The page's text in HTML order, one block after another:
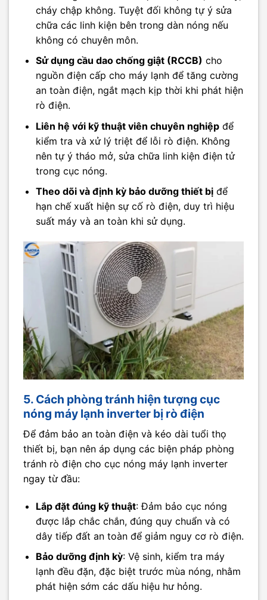
cháy chập không. Tuyệt đối không tự ý sửa
chữa các linh kiện bên trong dàn nóng nếu
không có chuyên môn.
Sử dụng cầu dao chống giật (RCCB) cho
nguồn điện cấp cho máy lạnh để tăng cường
an toàn điện, ngắt mạch kịp thời khi phát hiện
rò điện.
Liên hệ với kỹ thuật viên chuyên nghiệpđể
kiểm tra và xử lý triệt để lỗi rò điện. Không
nên tự ý tháo mở, sửa chữa linh kiện điện tử
trong cục nóng.
Theo dõi và định kỳ bảo dưỡng thiết bịđể
hạn chế xuất hiện sự cố rò điện, duy trì hiệu
suất máy và an toàn khi sử dụng.
5. Cách phòng tránh hiện tượng cục
nóng máy lạnh inverter bị rò điện
Để đảm bảo an toàn điện và kéo dài tuổi thọ
thiết bị, bạn nên áp dụng các biện pháp phòng
tránh rò điện cho cục nóng máy lạnh inverter
ngay từ đầu:
Lắp đặt đúng kỹ thuật: Đảm bảo cục nóng
được lắp chắc chắn, đúng quy chuẩn và có
dây tiếp đất an toàn để giảm nguy cơ rò điện.
Bảo dưỡng định kỳ: Vệ sinh, kiểm tra máy
lạnh đều đặn, đặc biệt trước mùa nóng, nhằm
phát hiện sớm các dấu hiệu hư hỏng.